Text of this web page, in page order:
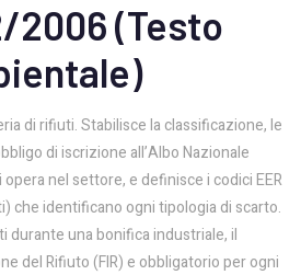
2006 (Testo
di rifiuti. Stabilisce la classificazione, le
di iscrizione all’Albo Nazionale
nel settore, e definisce i codici EER
che identificano ogni tipologia di scarto.
durante una bonifica industriale, il
del Rifiuto (FIR) e obbligatorio per ogni